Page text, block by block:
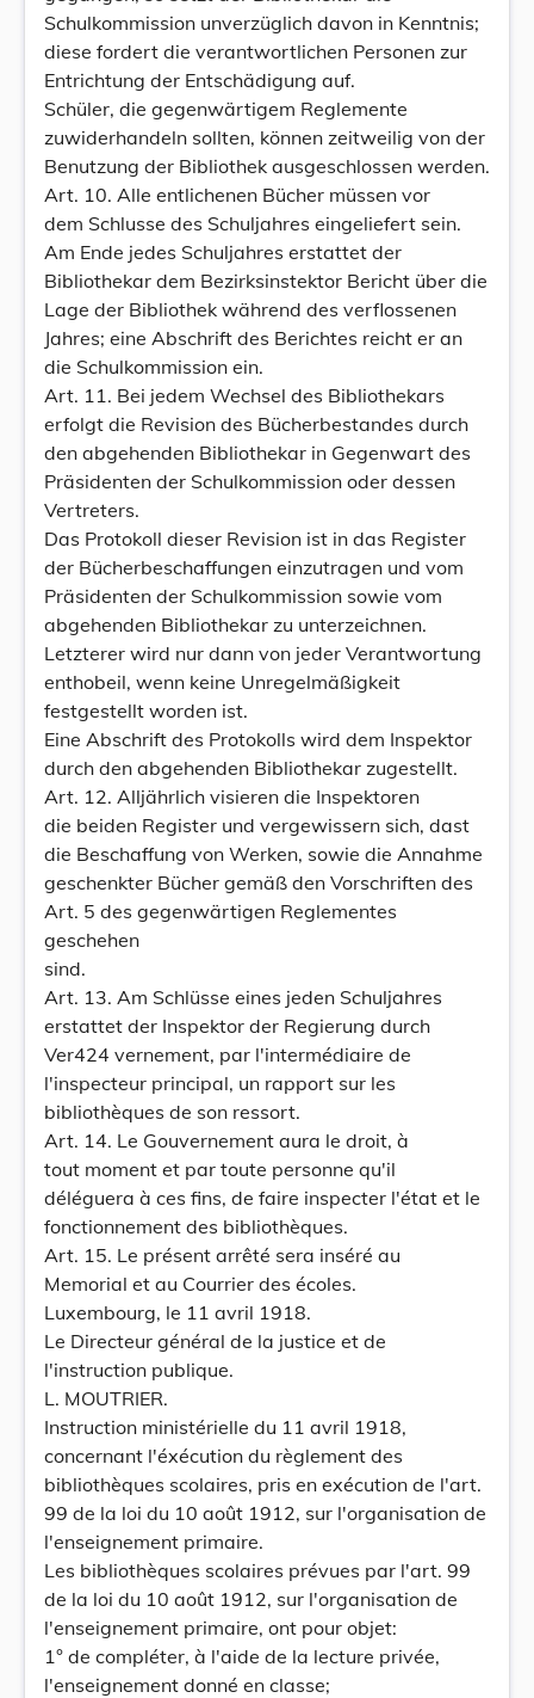
Schulkommission unverzüglich davon in Kenntnis;
diese fordert die verantwortlichen Personen zur
Entrichtung der Entschädigung auf.
Schüler, die gegenwärtigem Reglemente
zuwiderhandeln sollten, können zeitweilig von der
Benutzung der Bibliothek ausgeschlossen werden.
Art. 10. Alle entlichenen Bücher müssen vor
dem Schlusse des Schuljahres eingeliefert sein.
Am Ende jedes Schuljahres erstattet der
Bibliothekar dem Bezirksinstektor Bericht über die
Lage der Bibliothek während des verflossenen
Jahres; eine Abschrift des Berichtes reicht er an
die Schulkommission ein.
Art. 11. Bei jedem Wechsel des Bibliothekars
erfolgt die Revision des Bücherbestandes durch
den abgehenden Bibliothekar in Gegenwart des
Präsidenten der Schulkommission oder dessen
Vertreters.
Das Protokoll dieser Revision ist in das Register
der Bücherbeschaffungen einzutragen und vom
Präsidenten der Schulkommission sowie vom
abgehenden Bibliothekar zu unterzeichnen.
Letzterer wird nur dann von jeder Verantwortung
enthobeil, wenn keine Unregelmäßigkeit
festgestellt worden ist.
Eine Abschrift des Protokolls wird dem Inspektor
durch den abgehenden Bibliothekar zugestellt.
Art. 12. Alljährlich visieren die Inspektoren
die beiden Register und vergewissern sich, dast
die Beschaffung von Werken, sowie die Annahme
geschenkter Bücher gemäß den Vorschriften des
Art. 5 des gegenwärtigen Reglementes
geschehen
sind.
Art. 13. Am Schlüsse eines jeden Schuljahres
erstattet der Inspektor der Regierung durch
Ver424 vernement, par l'intermédiaire de
l'inspecteur principal, un rapport sur les
bibliothèques de son ressort.
Art. 14. Le Gouvernement aura le droit, à
tout moment et par toute personne qu'il
déléguera à ces fins, de faire inspecter l'état et le
fonctionnement des bibliothèques.
Art. 15. Le présent arrêté sera inséré au
Memorial et au Courrier des écoles.
Luxembourg, le 11 avril 1918.
Le Directeur général de la justice et de
l'instruction publique.
L. MOUTRIER.
Instruction ministérielle du 11 avril 1918,
concernant l'éxécution du règlement des
bibliothèques scolaires, pris en exécution de l'art.
99 de la loi du 10 août 1912, sur l'organisation de
l'enseignement primaire.
Les bibliothèques scolaires prévues par l'art. 99
de la loi du 10 août 1912, sur l'organisation de
l'enseignement primaire, ont pour objet:
1° de compléter, à l'aide de la lecture privée,
l'enseignement donné en classe;